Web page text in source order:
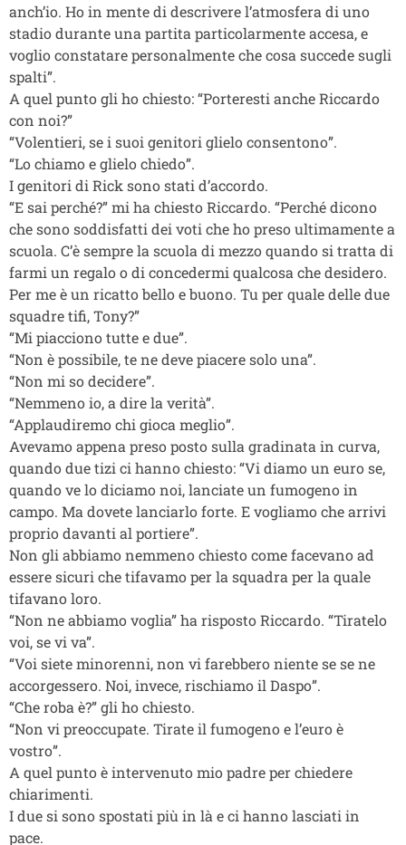
anch’io. Ho in mente di descrivere l’atmosfera di uno
stadio durante una partita particolarmente accesa, e
voglio constatare personalmente che cosa succede sugli
spalti”.
A quel punto gli ho chiesto: “Porteresti anche Riccardo
con noi?”
“Volentieri, se i suoi genitori glielo consentono”.
“Lo chiamo e glielo chiedo”.
I genitori di Rick sono stati d’accordo.
“E sai perché?” mi ha chiesto Riccardo. “Perché dicono
che sono soddisfatti dei voti che ho preso ultimamente a
scuola. C’è sempre la scuola di mezzo quando si tratta di
farmi un regalo o di concedermi qualcosa che desidero.
Per me è un ricatto bello e buono. Tu per quale delle due
squadre tifi, Tony?”
“Mi piacciono tutte e due”.
“Non è possibile, te ne deve piacere solo una”.
“Non mi so decidere”.
“Nemmeno io, a dire la verità”.
“Applaudiremo chi gioca meglio”.
Avevamo appena preso posto sulla gradinata in curva,
quando due tizi ci hanno chiesto: “Vi diamo un euro se,
quando ve lo diciamo noi, lanciate un fumogeno in
campo. Ma dovete lanciarlo forte. E vogliamo che arrivi
proprio davanti al portiere”.
Non gli abbiamo nemmeno chiesto come facevano ad
essere sicuri che tifavamo per la squadra per la quale
tifavano loro.
“Non ne abbiamo voglia” ha risposto Riccardo. “Tiratelo
voi, se vi va”.
“Voi siete minorenni, non vi farebbero niente se se ne
accorgessero. Noi, invece, rischiamo il Daspo”.
“Che roba è?” gli ho chiesto.
“Non vi preoccupate. Tirate il fumogeno e l’euro è
vostro”.
A quel punto è intervenuto mio padre per chiedere
chiarimenti.
I due si sono spostati più in là e ci hanno lasciati in
pace.